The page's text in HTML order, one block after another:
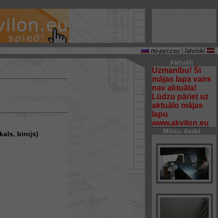
по-русски latviski
Aktuāli
Uzmanību! Šī
mājas lapa vairs
nav aktuāla!
Lūdzu pāriet uz
aktuālo mājas
lapu
www.akvilon.eu
Mūsu darbi
birojs)